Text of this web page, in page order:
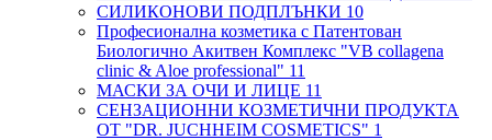
СИЛИКОНОВИ ПОДПЛЪНКИ 10
Професионална козметика с Патентован
Биологично Акитвен Комплекс "VB collagena
clinic & Aloe professional" 11
МАСКИ ЗА ОЧИ И ЛИЦЕ 11
СЕНЗАЦИОННИ КОЗМЕТИЧНИ ПРОДУКТА
ОТ "DR. JUCHHEIM COSMETICS" 1